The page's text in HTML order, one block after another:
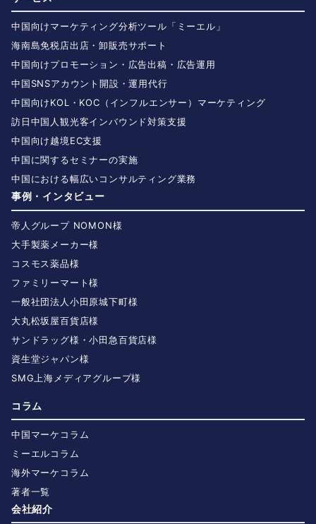
中国向けマーケティング分析ツール「ミーエル」
海南島免税店出店・卸販売サポート
中国向けプロモーション・広告出稿・広告運用
中国SNSアカウント開設・運用代行
中国向けKOL・KOC（インフルエンサー）マーケティング
訪日中国人観光客インバウンド対策支援
中国向け越境EC支援
中国に関するセミナーの実施
中国における幅広いコンサルティング業務
事例・インタビュー
帝人グループ NOMON様
大手製薬メーカー様
コスモス薬品様
ファミリーマート様
一般社団法人小田原城下町様
大丸松坂屋百貨店様
サンドラッグ様・小田急百貨店様
資生堂ジャパン様
SMG上海メディアグループ様
コラム
中国マーケコラム
ミーエルコラム
海外マーケコラム
著者一覧
会社紹介